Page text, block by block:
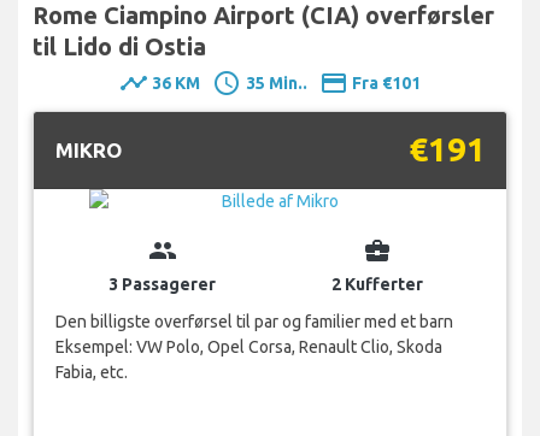
Rome Ciampino Airport (CIA) overførsler
til Lido di Ostia
timeline 36 KM schedule 35 Min.. payment Fra €101
MIKRO €191
group
3 Passagerer
business_center
2 Kufferter
Den billigste overførsel til par og familier med et barn
Eksempel: VW Polo, Opel Corsa, Renault Clio, Skoda
Fabia, etc.